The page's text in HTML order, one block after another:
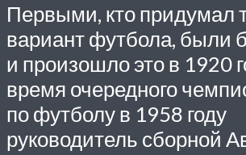
Первыми, кто придумал
вариант футбола, были
и произошло это в 1920
время очередного
по футболу в 1958 году
руководитель сборной